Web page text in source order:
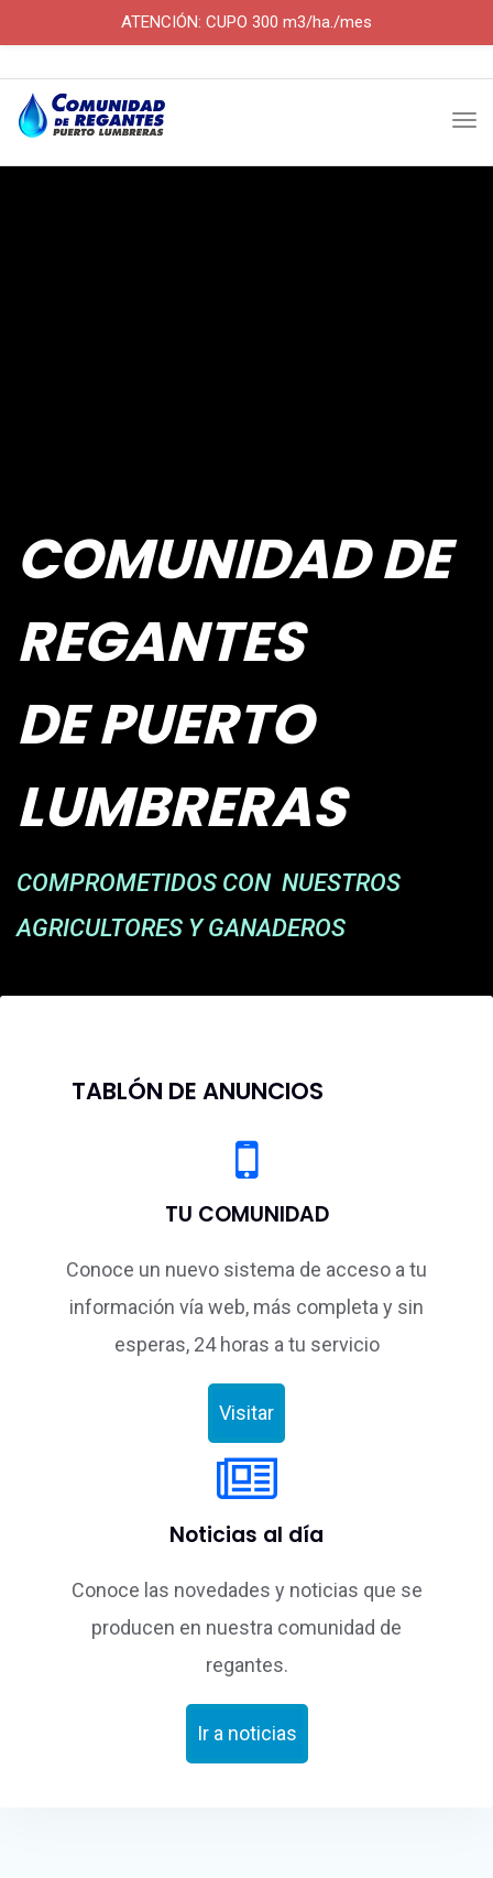
content
×
×
COMUNIDAD DE
REGANTES
DE PUERTO
LUMBRERAS
COMPROMETIDOS CON NUESTROS
AGRICULTORES Y GANADEROS
TABLÓN DE ANUNCIOS
TU COMUNIDAD
Conoce un nuevo sistema de acceso a tu
información vía web, más completa y sin
esperas, 24 horas a tu servicio
Visitar
Noticias al día
Conoce las novedades y noticias que se
producen en nuestra comunidad de
regantes.
Ir a noticias
ATENCIÓN: CUPO 300 m3/ha./mes